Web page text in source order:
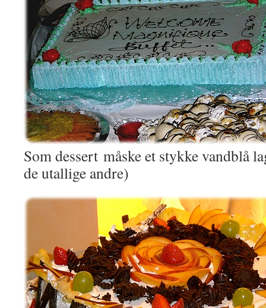
Som dessert måske et stykke vandblå
de utallige andre)